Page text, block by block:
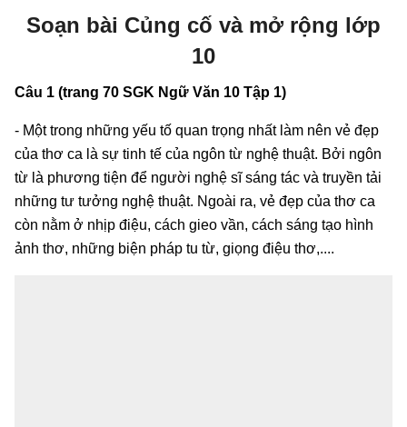
Soạn bài Củng cố và mở rộng lớp
10
Câu 1 (trang 70 SGK Ngữ Văn 10 Tập 1)
- Một trong những yếu tố quan trọng nhất làm nên vẻ đẹp
của thơ ca là sự tinh tế của ngôn từ nghệ thuật. Bởi ngôn
từ là phương tiện để người nghệ sĩ sáng tác và truyền tải
những tư tưởng nghệ thuật. Ngoài ra, vẻ đẹp của thơ ca
còn nằm ở nhịp điệu, cách gieo vần, cách sáng tạo hình
ảnh thơ, những biện pháp tu từ, giọng điệu thơ,....